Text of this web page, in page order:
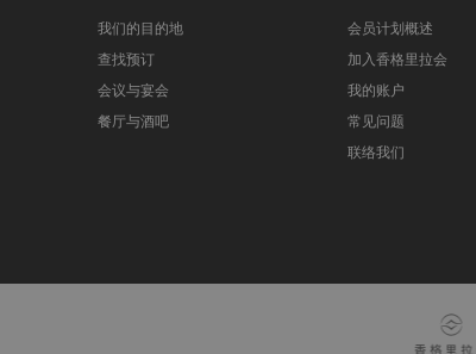
我们的目的地
查找预订
会议与宴会
餐厅与酒吧
会员计划概述
加入香格里拉会
我的账户
常见问题
联络我们